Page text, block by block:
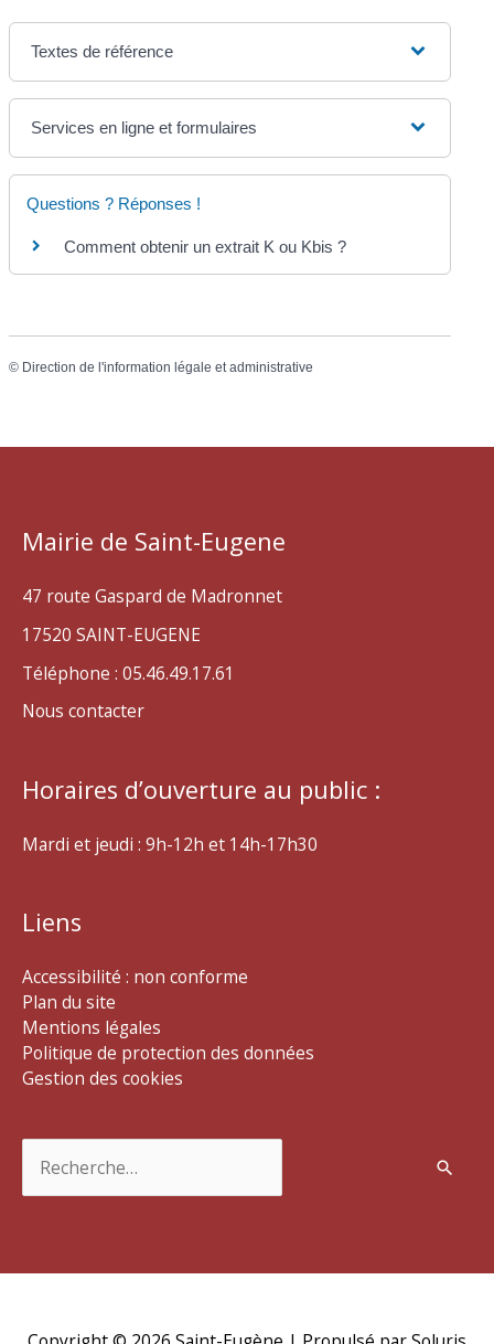
Textes de référence
Services en ligne et formulaires
Questions ? Réponses !
Comment obtenir un extrait K ou Kbis ?
© Direction de l'information légale et administrative
Mairie de Saint-Eugene
47 route Gaspard de Madronnet
17520 SAINT-EUGENE
Téléphone : 05.46.49.17.61
Nous contacter
Horaires d’ouverture au public :
Mardi et jeudi : 9h-12h et 14h-17h30
Liens
Accessibilité : non conforme
Plan du site
Mentions légales
Politique de protection des données
Gestion des cookies